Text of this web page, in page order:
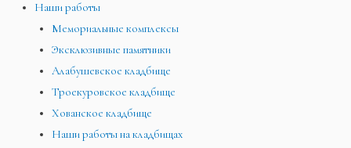
Наши работы
Мемориальные комплексы
Эксклюзивные памятники
Алабушевское кладбище
Троекуровское кладбище
Хованское кладбище
Наши работы на кладбищах